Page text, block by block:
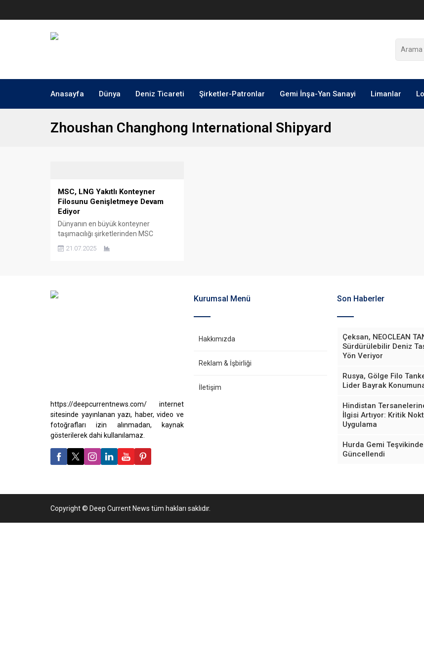
Anasayfa Dünya Deniz Ticareti Şirketler-Patronlar Gemi İnşa-Yan Sanayi Limanlar
Zhoushan Changhong International Shipyard
MSC, LNG Yakıtlı Konteyner
Filosunu Genişletmeye Devam
Ediyor
Dünyanın en büyük konteyner
taşımacılığı şirketlerinden MSC
LNG yakıtlı gemi yatırımlarını
TEU kapasiteli MSC INSA adlı iki yeni
21.07.2025
https://deepcurrentnews.com/ internet
sitesinde yayınlanan yazı, haber, video ve
fotoğrafları izin alınmadan, kaynak
gösterilerek dahi kullanılamaz.
Kurumsal Menü
Hakkımızda
Reklam & İşbirliği
İletişim
Son Haberler
Çeksan, NEOCLEAN
Sürdürülebilir Deniz
Yön Veriyor
Rusya, Gölge Filo
Lider Bayrak
Hindistan Tersanelerine
İlgisi Artıyor: Kritik
Uygulama
Hurda Gemi
Güncellendi
Copyright © Deep Current News tüm hakları saklıdır.